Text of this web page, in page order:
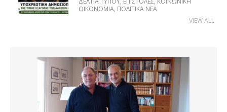
ΟΙΚΟΝΟΜΊΑ, ΠΟΛΙΤΙΚΆ ΝΈΑ
VIEW ALL